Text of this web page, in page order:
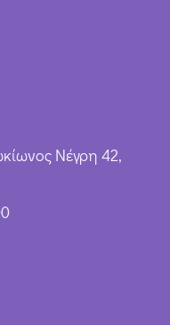
Νέγρη 42,